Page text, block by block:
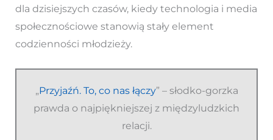
dla dzisiejszych czasów, kiedy technologia i media
społecznościowe stanowią stały element
codzienności młodzieży.
„Przyjaźń. To, co nas łączy” – słodko-gorzka
prawda o najpiękniejszej z międzyludzkich
relacji.